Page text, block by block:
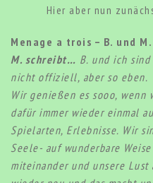
Hier aber nun
Menage a trois – B. und
M. schreibt… B. und ich
nicht offiziell, aber so eben.
Wir genießen es sooo,
dafür immer wieder einmal
Spielarten, Erlebnisse. Wir
Seele- auf wunderbare
miteinander und unsere